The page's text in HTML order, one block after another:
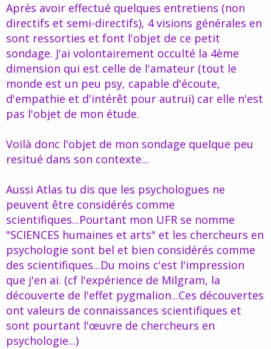
Après avoir effectué quelques entretiens (non
directifs et semi-directifs), 4 visions générales en
sont ressorties et font l'objet de ce petit
sondage. J'ai volontairement occulté la 4ème
dimension qui est celle de l'amateur (tout le
monde est un peu psy, capable d'écoute,
d'empathie et d'intérêt pour autrui) car elle n'est
pas l'objet de mon étude.
Voilà donc l'objet de mon sondage quelque peu
resitué dans son contexte...
Aussi Atlas tu dis que les psychologues ne
peuvent être considérés comme
scientifiques...Pourtant mon UFR se nomme
"SCIENCES humaines et arts" et les chercheurs en
psychologie sont bel et bien considérés comme
des scientifiques...Du moins c'est l'impression
que j'en ai. (cf l'expérience de Milgram, la
découverte de l'effet pygmalion...Ces découvertes
ont valeurs de connaissances scientifiques et
sont pourtant l'œuvre de chercheurs en
psychologie...)